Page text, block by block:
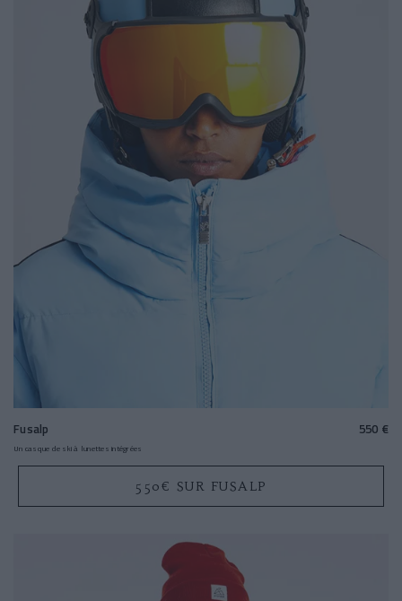
Fusalp 550 €
Un casque de ski à lunettes intégrées
550€ SUR FUSALP